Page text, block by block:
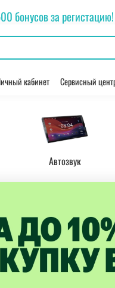
бонусов за
кабинет Сервисный
Автозвук